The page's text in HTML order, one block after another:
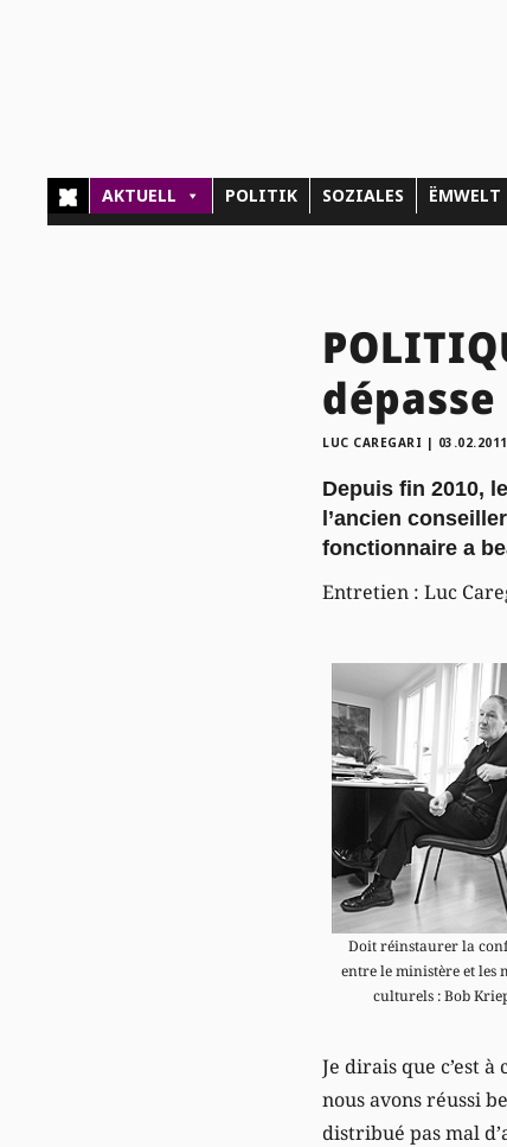
AKTUELL POLITIK SOZIALES ËMWELT
LUC CAREGARI | 03.02.2011
Depuis fin 2010,
l’ancien
fonctionnaire a
Entretien : Luc
Doit réinstaurer la
entre le ministère et les
culturels : Bob
Je dirais que c’est
nous avons réussi
distribué pas mal